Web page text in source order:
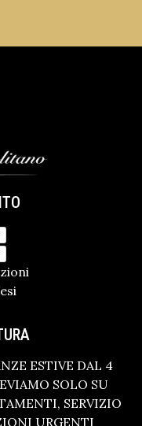
ESTIVE DAL 4
SOLO SU
SERVIZIO
URGENTI